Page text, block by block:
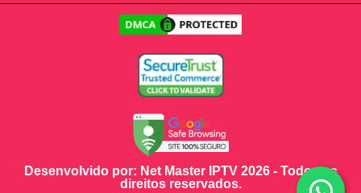
Desenvolvido por: Net Master IPTV 2026 - Todos os
direitos reservados.